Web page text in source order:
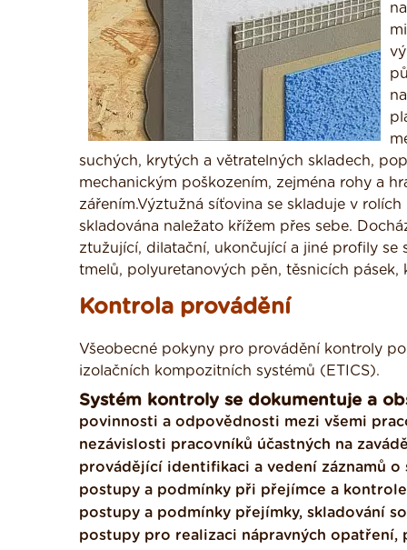
suchých, krytých a větratelných skladech,
mechanickým poškozením, zejména rohy a
zářením.Výztužná síťovina se skladuje v
skladována naležato křížem přes sebe.
ztužující, dilatační, ukončující a jiné profily se
tmelů, polyuretanových pěn, těsnicích
Kontrola provádění
Všeobecné pokyny pro provádění kontroly
izolačních kompozitních systémů (ETICS).
Systém kontroly se dokumentuje a
povinnosti a odpovědnosti mezi všemi
nezávislosti pracovníků účastných na
provádějící identifikaci a vedení záznamů o
postupy a podmínky při přejímce a
postupy a podmínky přejímky, skladování
postupy pro realizaci nápravných opatření,